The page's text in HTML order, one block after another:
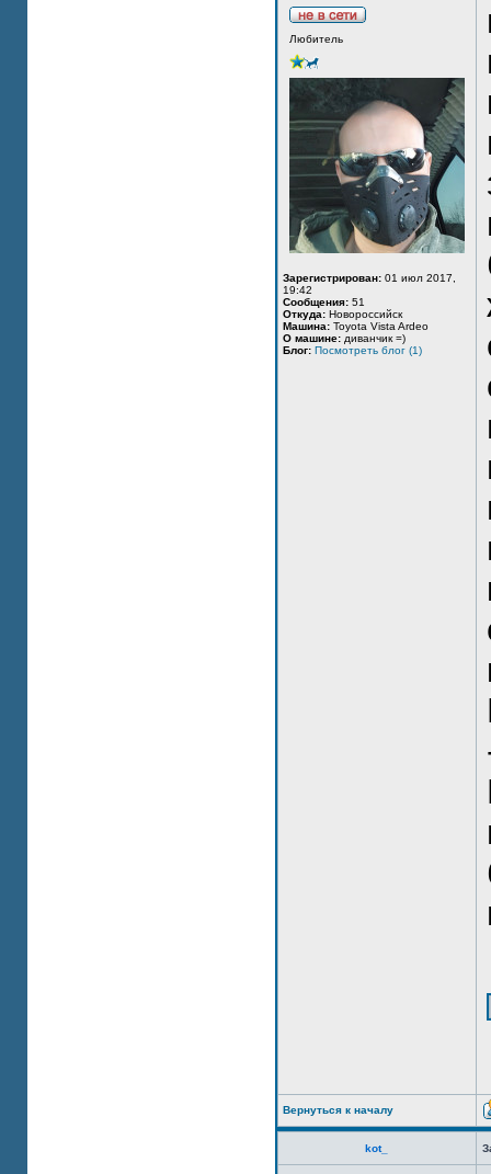
Любитель
Зарегистрирован: 01 июл 2017,
19:42
Сообщения: 51
Откуда: Новороссийск
Машина: Toyota Vista Ardeo
О машине: диванчик =)
Блог: Посмотреть блог (1)
Вернуться к началу
kot_